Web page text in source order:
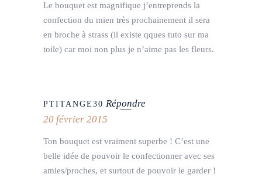
Le bouquet est magnifique j’entreprends la
confection du mien très prochainement il sera
en broche à strass (il existe qques tuto sur ma
toile) car moi non plus je n’aime pas les fleurs.
PTITANGE30 Répondre
20 février 2015
Ton bouquet est vraiment superbe ! C’est une
belle idée de pouvoir le confectionner avec ses
amies/proches, et surtout de pouvoir le garder !